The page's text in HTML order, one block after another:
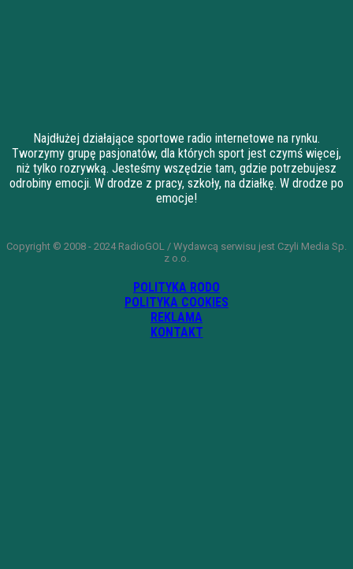
Najdłużej działające sportowe radio internetowe na rynku.
Tworzymy grupę pasjonatów, dla których sport jest czymś więcej,
niż tylko rozrywką. Jesteśmy wszędzie tam, gdzie potrzebujesz
odrobiny emocji. W drodze z pracy, szkoły, na działkę. W drodze po
emocje!
Copyright © 2008 - 2024 RadioGOL / Wydawcą serwisu jest Czyli Media Sp.
z o.o.
POLITYKA RODO
POLITYKA COOKIES
REKLAMA
KONTAKT